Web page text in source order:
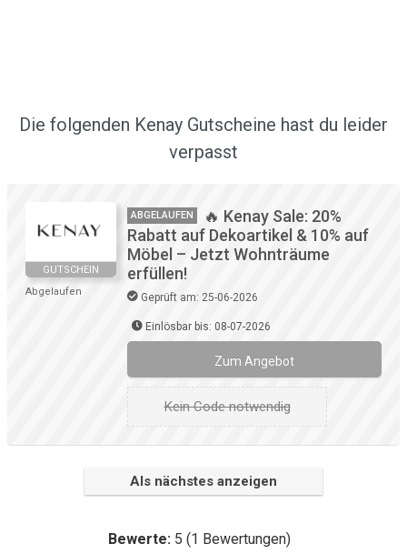
Die folgenden Kenay Gutscheine hast du leider
verpasst
GUTSCHEIN
Abgelaufen
ABGELAUFEN
🔥 Kenay Sale: 20%
Rabatt auf Dekoartikel & 10% auf
Möbel – Jetzt Wohnträume
erfüllen!
Geprüft am: 25-06-2026
Einlösbar bis: 08-07-2026
Zum Angebot
Kein Code notwendig
Als nächstes anzeigen
Bewerte: 5 (1 Bewertungen)